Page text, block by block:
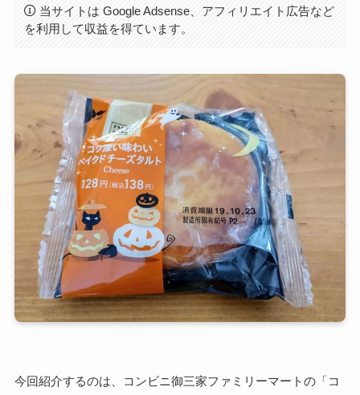
当サイトは Google Adsense、アフィリエイト広告など
を利用して収益を得ています。
今回紹介するのは、コンビニ御三家ファミリーマートの「コ